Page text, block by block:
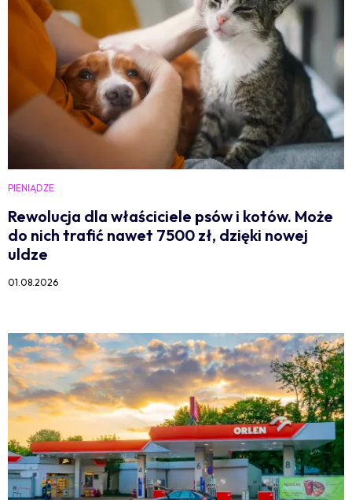
PIENIĄDZE
Rewolucja dla właściciele psów i kotów. Może
do nich trafić nawet 7500 zł, dzięki nowej
uldze
01.08.2026